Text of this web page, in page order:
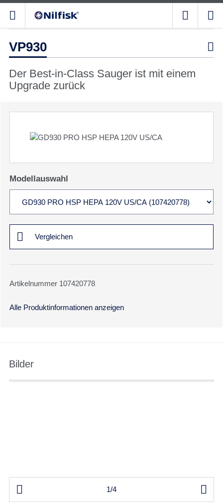
VP930 
Der Best-in-Class Sauger ist mit einem
Upgrade zurück
Modellauswahl
Vergleichen
Artikelnummer 107420778
Alle Produktinformationen anzeigen
Bilder
 1/4 